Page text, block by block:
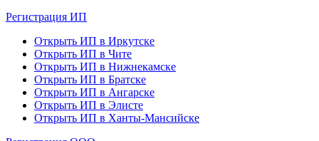
Регистрация ИП
Открыть ИП в Иркутске
Открыть ИП в Чите
Открыть ИП в Нижнекамске
Открыть ИП в Братске
Открыть ИП в Ангарске
Открыть ИП в Элисте
Открыть ИП в Ханты-Мансийске